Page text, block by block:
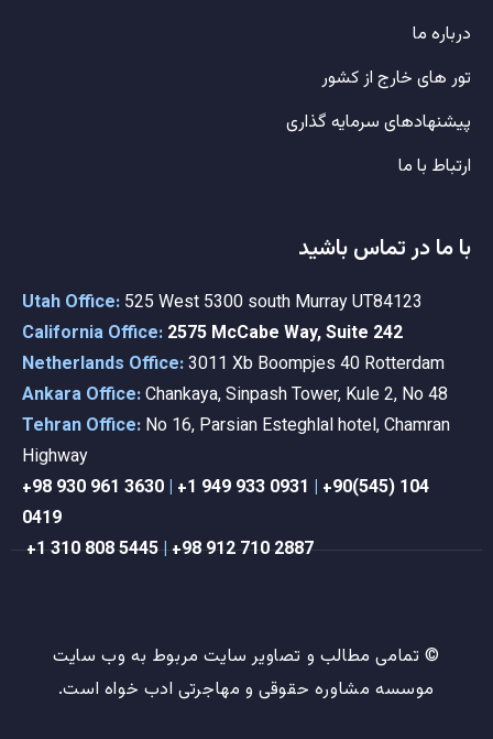
درباره ما
تور های خارج از کشور
پیشنهادهای سرمایه گذاری
ارتباط با ما
با ما در تماس باشید
Utah Office: 525 West 5300 south Murray UT84123
California Office: 2575 McCabe Way, Suite 242
Netherlands Office:3011 Xb Boompjes 40 Rotterdam
Ankara Office:Chankaya, Sinpash Tower, Kule 2, No 48
Tehran Office: No 16, Parsian Esteghlal hotel, Chamran
Highway
+98 930 961 3630 | +1 949 933 0931 | +90(545) 104
0419
+1 310 808 5445 | +98 912 710 2887
© تمامی مطالب و تصاویر سایت مربوط به وب سایت
موسسه مشاوره حقوقی و مهاجرتی ادب خواه است.